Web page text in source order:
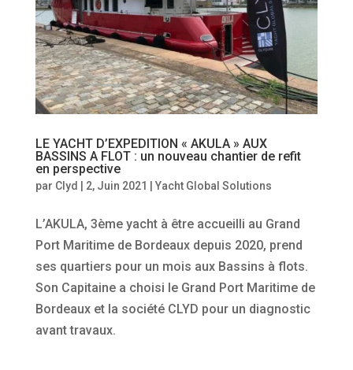
LE YACHT D’EXPEDITION « AKULA » AUX
BASSINS A FLOT : un nouveau chantier de refit
en perspective
par Clyd 2, Juin 2021 Yacht Global Solutions
L’AKULA, 3ème yacht à être accueilli au Grand
Port Maritime de Bordeaux depuis 2020, prend
ses quartiers pour un mois aux Bassins à flots.
Son Capitaine a choisi le Grand Port Maritime de
Bordeaux et la société CLYD pour un diagnostic
avant travaux.